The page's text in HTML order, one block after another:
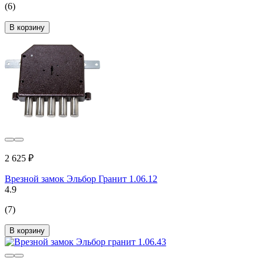
(6)
В корзину
2 625 ₽
Врезной замок Эльбор Гранит 1.06.12
4.9
(7)
В корзину